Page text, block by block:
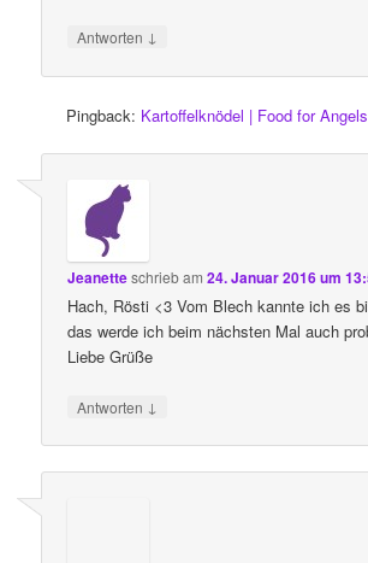
Antworten ↓
Pingback: Kartoffelknödel | Food for
Jeanetteschriebam24. Januar 2016 um
Hach, Rösti <3 Vom Blech kannte ich es
das werde ich beim nächsten Mal auch
Liebe Grüße
Antworten ↓